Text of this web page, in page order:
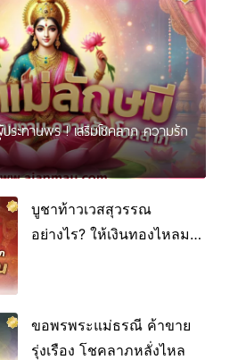
ะทานพร ! เสริมโชคลาภ ความรัก
บูชาท้าวเวสสุวรรณ
อย่างไร? ให้เงินทองไหลมา
ขอพรพระแม่ธรณี ค้าขาย
รุ่งเรือง โชคลาภหลั่งไหล